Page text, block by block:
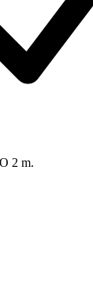
2 m.